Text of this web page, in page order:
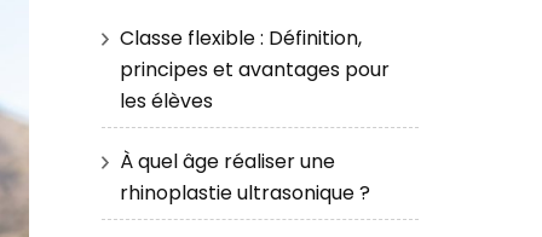
Classe flexible : Définition,
principes et avantages pour
les élèves
À quel âge réaliser une
rhinoplastie ultrasonique ?